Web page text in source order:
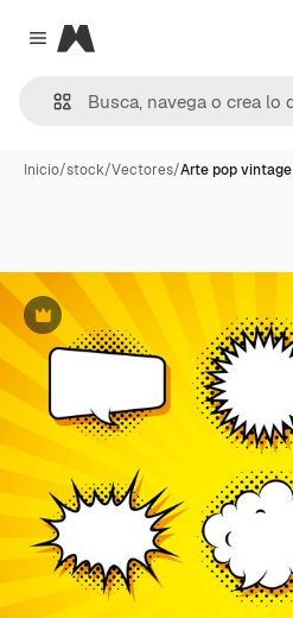
Close menu
Magnific
Inicio/stock/Vectores/Arte pop vintage
Premium